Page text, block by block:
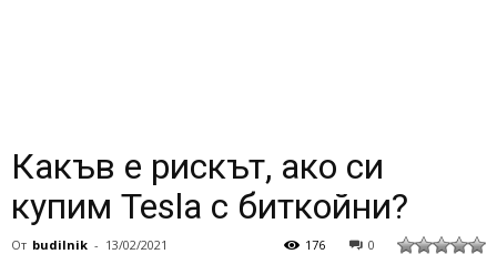
Какъв е рискът, ако си
купим Tesla с биткойни?
От budilnik - 13/02/2021 0
176